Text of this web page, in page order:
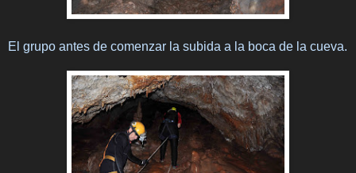
El grupo antes de comenzar la subida a la boca de la cueva.